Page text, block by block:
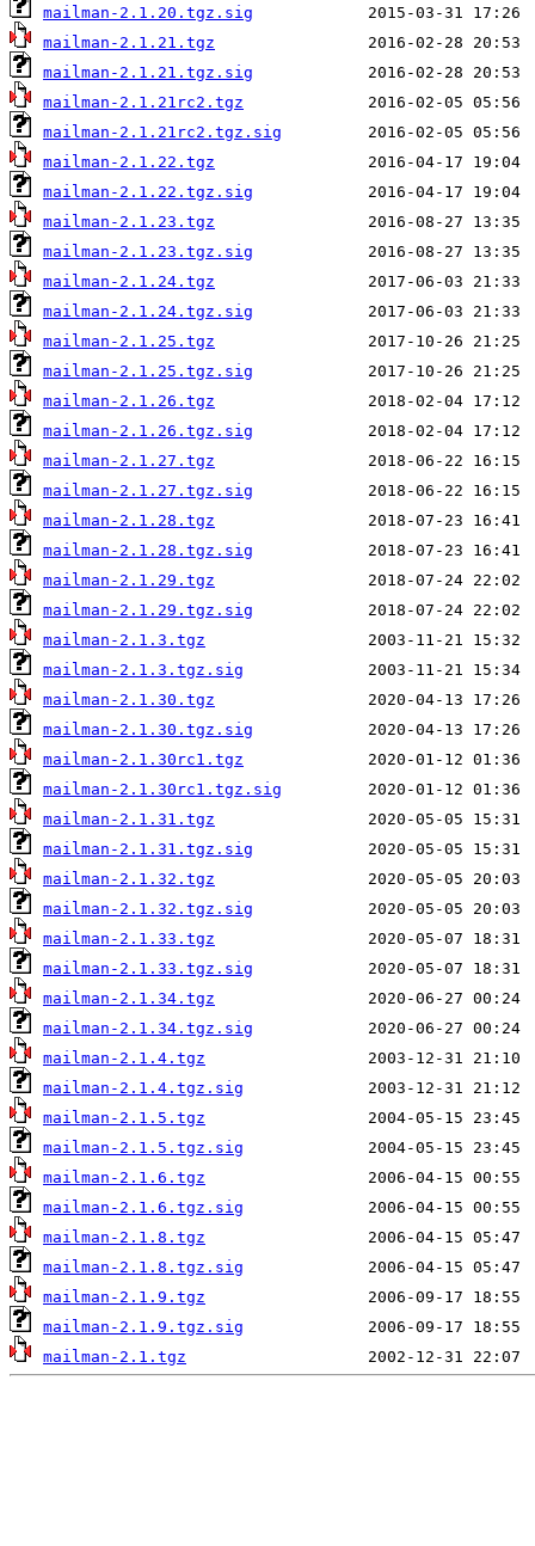
mailman-2.1.20.tgz.sig
mailman-2.1.21.tgz
mailman-2.1.21.tgz.sig
mailman-2.1.21rc2.tgz
mailman-2.1.21rc2.tgz.sig
mailman-2.1.22.tgz
mailman-2.1.22.tgz.sig
mailman-2.1.23.tgz
mailman-2.1.23.tgz.sig
mailman-2.1.24.tgz
mailman-2.1.24.tgz.sig
mailman-2.1.25.tgz
mailman-2.1.25.tgz.sig
mailman-2.1.26.tgz
mailman-2.1.26.tgz.sig
mailman-2.1.27.tgz
mailman-2.1.27.tgz.sig
mailman-2.1.28.tgz
mailman-2.1.28.tgz.sig
mailman-2.1.29.tgz
mailman-2.1.29.tgz.sig
mailman-2.1.3.tgz
mailman-2.1.3.tgz.sig
mailman-2.1.30.tgz
mailman-2.1.30.tgz.sig
mailman-2.1.30rc1.tgz
mailman-2.1.30rc1.tgz.sig
mailman-2.1.31.tgz
mailman-2.1.31.tgz.sig
mailman-2.1.32.tgz
mailman-2.1.32.tgz.sig
mailman-2.1.33.tgz
mailman-2.1.33.tgz.sig
mailman-2.1.34.tgz
mailman-2.1.34.tgz.sig
mailman-2.1.4.tgz
mailman-2.1.4.tgz.sig
mailman-2.1.5.tgz
mailman-2.1.5.tgz.sig
mailman-2.1.6.tgz
mailman-2.1.6.tgz.sig
mailman-2.1.8.tgz
mailman-2.1.8.tgz.sig
mailman-2.1.9.tgz
mailman-2.1.9.tgz.sig
mailman-2.1.tgz